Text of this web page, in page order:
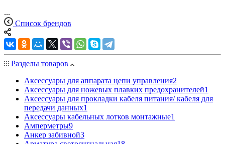
...
Список брендов
Разделы товаров
Аксессуары для аппарата цепи управления2
Аксессуары для ножевых плавких предохранителей1
Аксессуары для прокладки кабеля питания/ кабеля для
передачи данных1
Аксессуары кабельных лотков монтажные1
Амперметры9
Анкер забивной3